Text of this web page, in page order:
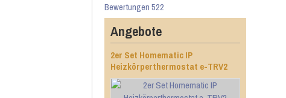
Bewertungen 522
Angebote
2er Set Homematic IP
Heizkörperthermostat e-TRV2